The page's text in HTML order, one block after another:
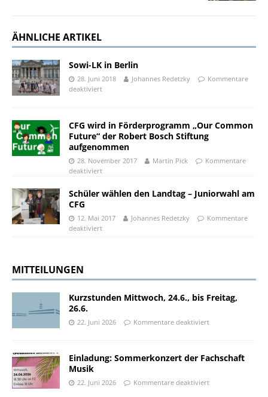
ÄHNLICHE ARTIKEL
Sowi-LK in Berlin
28. Juni 2018 Johannes Redetzky
Kommentare
deaktiviert
CFG wird in Förderprogramm „Our Common
Future“ der Robert Bosch Stiftung
aufgenommen
28. November 2017 Martin Pick
Kommentare
deaktiviert
Schüler wählen den Landtag – Juniorwahl am
CFG
12. Mai 2017 Johannes Redetzky
Kommentare
deaktiviert
MITTEILUNGEN
Kurzstunden Mittwoch, 24.6., bis Freitag,
26.6.
22. Juni 2026 Kommentare deaktiviert
Einladung: Sommerkonzert der Fachschaft
Musik
22. Juni 2026 Kommentare deaktiviert